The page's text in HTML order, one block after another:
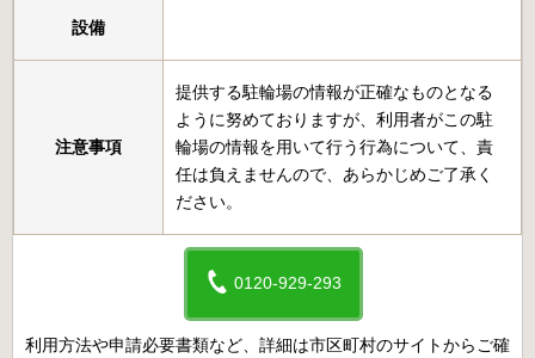
設備
注意事項
提供する駐輪場の情報が正確なものとなる
ように努めておりますが、利用者がこの駐
輪場の情報を用いて行う行為について、責
任は負えませんので、あらかじめご了承く
ださい。
0120-929-293
利用方法や申請必要書類など、詳細は市区町村のサイトからご確